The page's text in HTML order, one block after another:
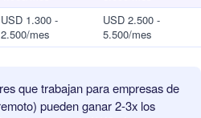
USD 1.300 -
2.500/mes
USD 2.500 -
5.500/mes
que trabajan para empresas de
pueden ganar 2-3x los